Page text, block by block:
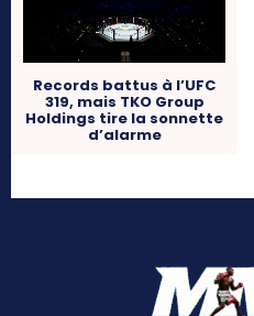
Records battus à l’UFC
319, mais TKO Group
Holdings tire la sonnette
d’alarme